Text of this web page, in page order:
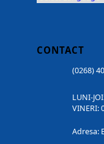
CONTACT
(0268)
LUNI-
VINERI:
Adresa: